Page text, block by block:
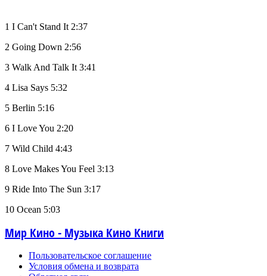
1 I Can't Stand It 2:37
2 Going Down 2:56
3 Walk And Talk It 3:41
4 Lisa Says 5:32
5 Berlin 5:16
6 I Love You 2:20
7 Wild Child 4:43
8 Love Makes You Feel 3:13
9 Ride Into The Sun 3:17
10 Ocean 5:03
Мир Кино - Музыка Кино Книги
Пользовательское соглашение
Условия обмена и возврата